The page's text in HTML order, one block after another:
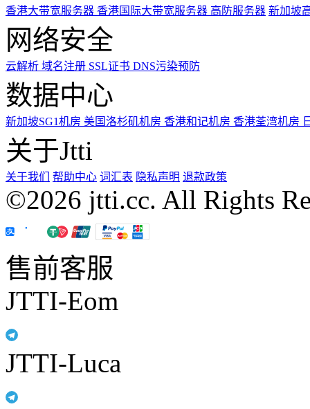
香港大带宽服务器 香港国际大带宽服务器 高防服务器 新加坡
网络安全
云解析 域名注册 SSL证书 DNS污染预防
数据中心
新加坡SG1机房 美国洛杉矶机房 香港和记机房 香港荃湾机房
关于Jtti
关于我们 帮助中心 词汇表 隐私声明 退款政策
©2026 jtti.cc. All Rights
售前客服
JTTI-Eom
JTTI-Luca